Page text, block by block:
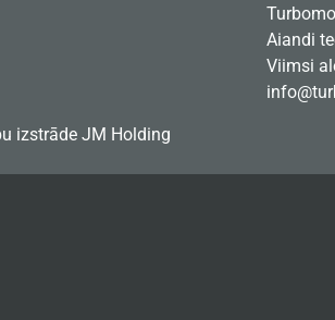
izstrāde JM Holding
Aiandi
Viimsi